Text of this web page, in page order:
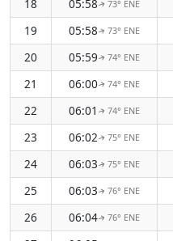
18
05:58↑73° ENE
19
05:58↑73° ENE
20
05:59↑ 74° ENE
21
06:00↑ 74° ENE
22
06:01 ↑ 74° ENE
23
06:02↑ 75° ENE
24
06:03↑ 75° ENE
25
06:03↑ 76° ENE
26
06:04↑ 76° ENE